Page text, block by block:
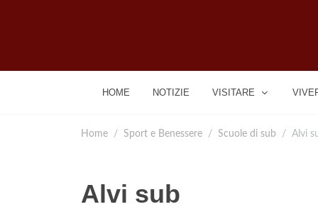
HOME NOTIZIE VISITARE
Home Sport e Benessere Scuole di sub Alvi
Alvi sub